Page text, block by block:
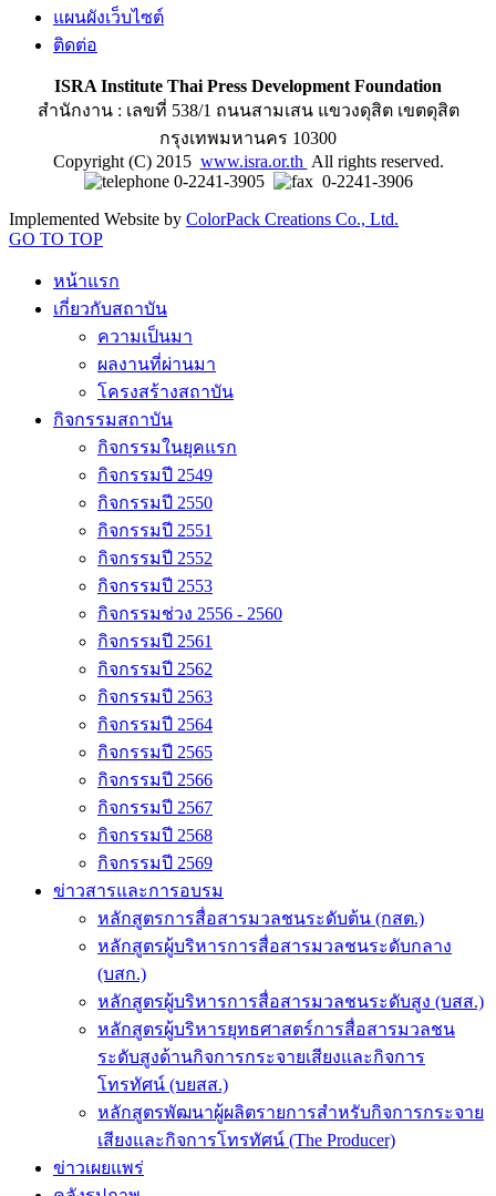
แผนผังเว็บไซต์
ติดต่อ
ISRA Institute Thai Press Development Foundation
สำนักงาน : เลขที่ 538/1 ถนนสามเสน แขวงดุสิต เขตดุสิต
กรุงเทพมหานคร 10300
Copyright (C) 2015 www.isra.or.th All rights reserved.
0-2241-3905
0-2241-3906
Implemented Website by ColorPack Creations Co., Ltd.
GO TO TOP
หน้าแรก
เกี่ยวกับสถาบัน
ความเป็นมา
ผลงานที่ผ่านมา
โครงสร้างสถาบัน
กิจกรรมสถาบัน
กิจกรรมในยุคแรก
กิจกรรมปี 2549
กิจกรรมปี 2550
กิจกรรมปี 2551
กิจกรรมปี 2552
กิจกรรมปี 2553
กิจกรรมช่วง 2556 - 2560
กิจกรรมปี 2561
กิจกรรมปี 2562
กิจกรรมปี 2563
กิจกรรมปี 2564
กิจกรรมปี 2565
กิจกรรมปี 2566
กิจกรรมปี 2567
กิจกรรมปี 2568
กิจกรรมปี 2569
ข่าวสารและการอบรม
หลักสูตรการสื่อสารมวลชนระดับต้น (กสต.)
หลักสูตรผู้บริหารการสื่อสารมวลชนระดับกลาง
(บสก.)
หลักสูตรผู้บริหารการสื่อสารมวลชนระดับสูง (บสส.)
หลักสูตรผู้บริหารยุทธศาสตร์การสื่อสารมวลชน
ระดับสูงด้านกิจการกระจายเสียงและกิจการ
โทรทัศน์ (บยสส.)
หลักสูตรพัฒนาผู้ผลิตรายการสำหรับกิจการกระจาย
เสียงและกิจการโทรทัศน์ (The Producer)
ข่าวเผยแพร่